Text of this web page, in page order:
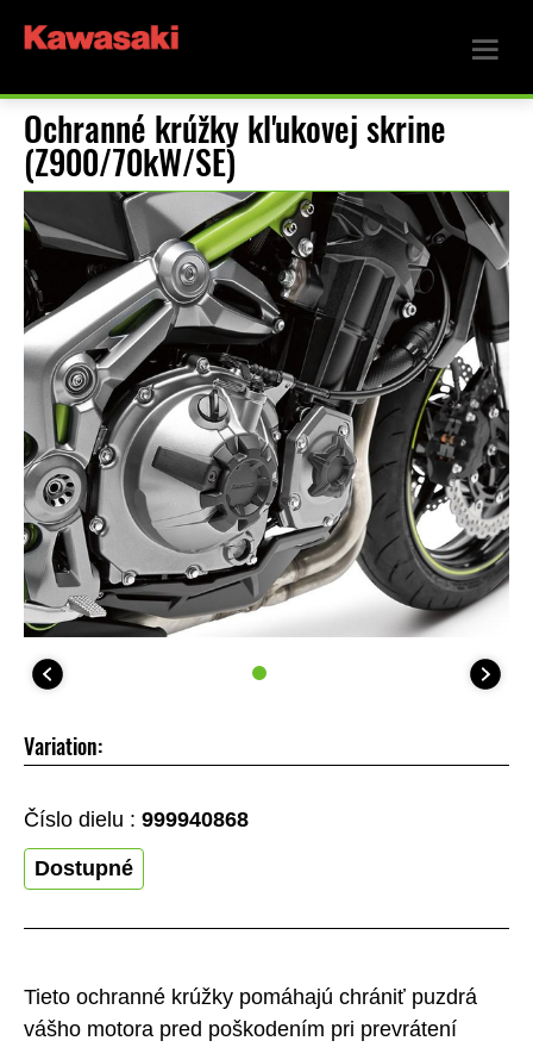
Ochranné krúžky kľukovej skrine
(Z900/70kW/SE)
Tieto ochranné krúžky pomáhajú chrániť puzdrá
vášho motora pred poškodením pri prevrátení
Variation:
Číslo dielu : 999940868
Dostupné